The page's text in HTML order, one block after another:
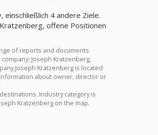
4 andere Ziele.
offene Positionen
of reports and documents
Joseph Kratzenberg,
Joseph Kratzenberg is located
about owner, director or
Industry category is
Kratzenberg on the map.